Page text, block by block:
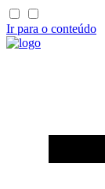
Ir para o conteúdo